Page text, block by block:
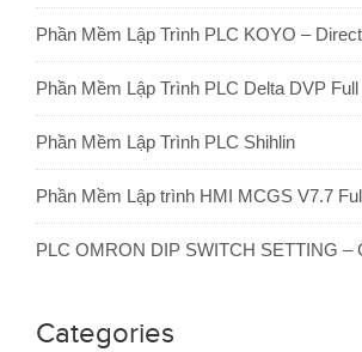
Phần Mềm Lập Trình PLC KOYO –
Phần Mềm Lập Trình PLC Delta DVP Full
Phần Mềm Lập Trình PLC Shihlin
Phần Mềm Lập trình HMI MCGS V7.7
PLC OMRON DIP SWITCH SETTING –
Categories